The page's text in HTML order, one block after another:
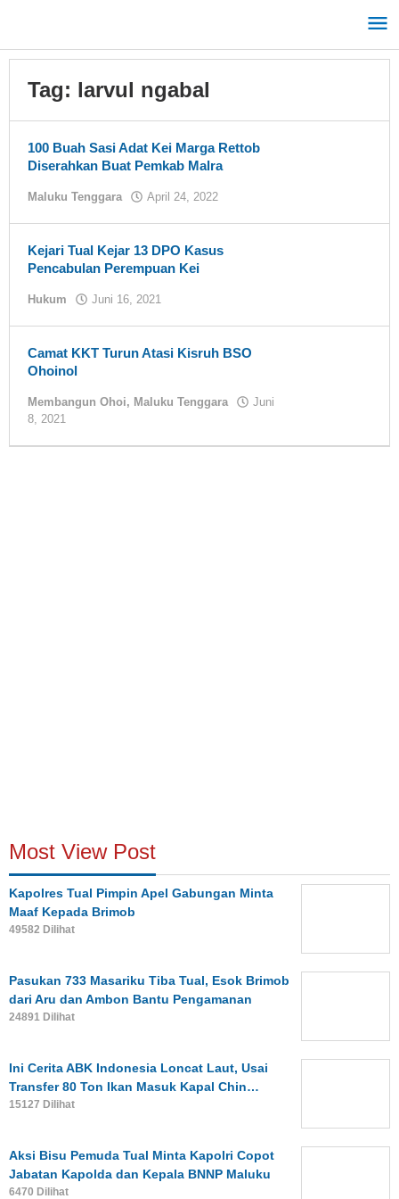
konten
Tag: larvul ngabal
100 Buah Sasi Adat Kei Marga Rettob
Diserahkan Buat Pemkab Malra
Maluku Tenggara April 24, 2022
Kejari Tual Kejar 13 DPO Kasus
Pencabulan Perempuan Kei
Hukum Juni 16, 2021
Camat KKT Turun Atasi Kisruh BSO
Ohoinol
Membangun Ohoi, Maluku Tenggara
Juni
8, 2021
Most View Post
Kapolres Tual Pimpin Apel Gabungan Minta
Maaf Kepada Brimob
49582 Dilihat
Pasukan 733 Masariku Tiba Tual, Esok Brimob
dari Aru dan Ambon Bantu Pengamanan
24891 Dilihat
Ini Cerita ABK Indonesia Loncat Laut, Usai
Transfer 80 Ton Ikan Masuk Kapal Chin…
15127 Dilihat
Aksi Bisu Pemuda Tual Minta Kapolri Copot
Jabatan Kapolda dan Kepala BNNP Maluku
6470 Dilihat